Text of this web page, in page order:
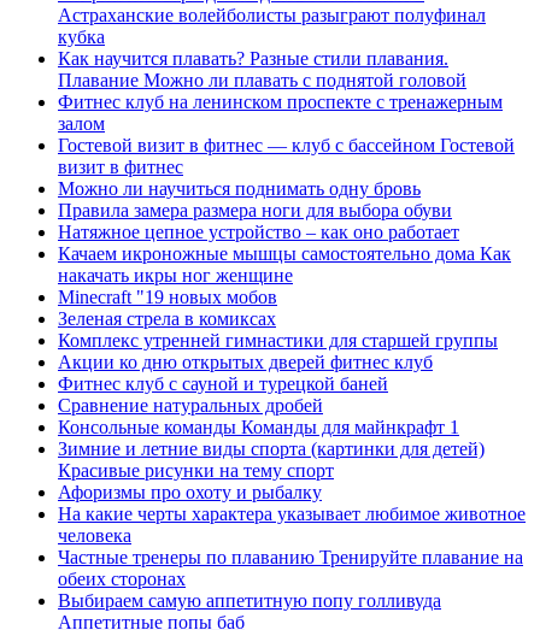
Астраханские волейболисты разыграют полуфинал
кубка
Как научится плавать? Разные стили плавания.
Плавание Можно ли плавать с поднятой головой
Фитнес клуб на ленинском проспекте с тренажерным
залом
Гостевой визит в фитнес — клуб с бассейном Гостевой
визит в фитнес
Можно ли научиться поднимать одну бровь
Правила замера размера ноги для выбора обуви
Натяжное цепное устройство – как оно работает
Качаем икроножные мышцы самостоятельно дома Как
накачать икры ног женщине
Minecraft "19 новых мобов
Зеленая стрела в комиксах
Комплекс утренней гимнастики для старшей группы
Акции ко дню открытых дверей фитнес клуб
Фитнес клуб с сауной и турецкой баней
Сравнение натуральных дробей
Консольные команды Команды для майнкрафт 1
Зимние и летние виды спорта (картинки для детей)
Красивые рисунки на тему спорт
Афоризмы про охоту и рыбалку
На какие черты характера указывает любимое животное
человека
Частные тренеры по плаванию Тренируйте плавание на
обеих сторонах
Выбираем самую аппетитную попу голливуда
Аппетитные попы баб